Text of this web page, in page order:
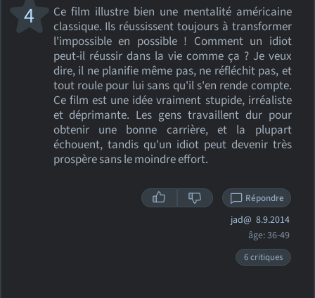
Ce film illustre bien une mentalité américaine
classique. Ils réussissent toujours à transformer
l'impossible en possible ! Comment un idiot
peut-il réussir dans la vie comme ça ? Je veux
dire, il ne planifie même pas, ne réfléchit pas, et
tout roule pour lui sans qu'il s'en rende compte.
Ce film est une idée vraiment stupide, irréaliste
et déprimante. Les gens travaillent dur pour
obtenir une bonne carrière, et la plupart
échouent, tandis qu'un idiot peut devenir très
prospère sans le moindre effort.
4
Répondre
jad@ 8.9.2014
âge: 36-49
6 critiques